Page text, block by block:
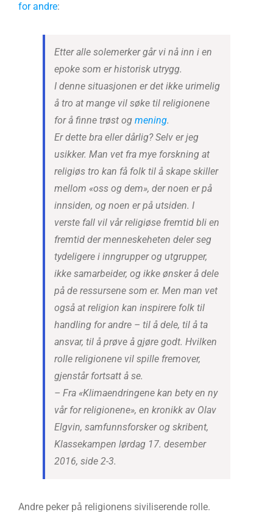
for andre:
Etter alle solemerker går vi nå inn i en
epoke som er historisk utrygg.
I denne situasjonen er det ikke urimelig
å tro at mange vil søke til religionene
for å finne trøst og mening.
Er dette bra eller dårlig? Selv er jeg
usikker. Man vet fra mye forskning at
religiøs tro kan få folk til å skape skiller
mellom «oss og dem», der noen er på
innsiden, og noen er på utsiden. I
verste fall vil vår religiøse fremtid bli en
fremtid der menneskeheten deler seg
tydeligere i inngrupper og utgrupper,
ikke samarbeider, og ikke ønsker å dele
på de ressursene som er. Men man vet
også at religion kan inspirere folk til
handling for andre – til å dele, til å ta
ansvar, til å prøve å gjøre godt. Hvilken
rolle religionene vil spille fremover,
gjenstår fortsatt å se.
– Fra «Klimaendringene kan bety en ny
vår for religionene», en kronikk av Olav
Elgvin, samfunnsforsker og skribent,
Klassekampen lørdag 17. desember
2016, side 2-3.
Andre peker på religionens siviliserende rolle.